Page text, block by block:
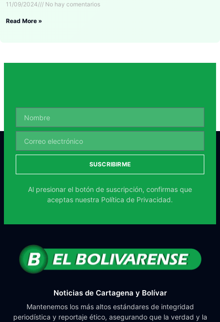
11/09/2024 No hay comentarios
Read More »
SUSCRIBIRME
Al presionar el botón de suscripción, confirmas que
aceptas nuestra Política de Privacidad.
Noticias de Cartagena y Bolívar
Mantenemos los más altos estándares de integridad
periodística y reportaje ético, asegurando que la verdad y la